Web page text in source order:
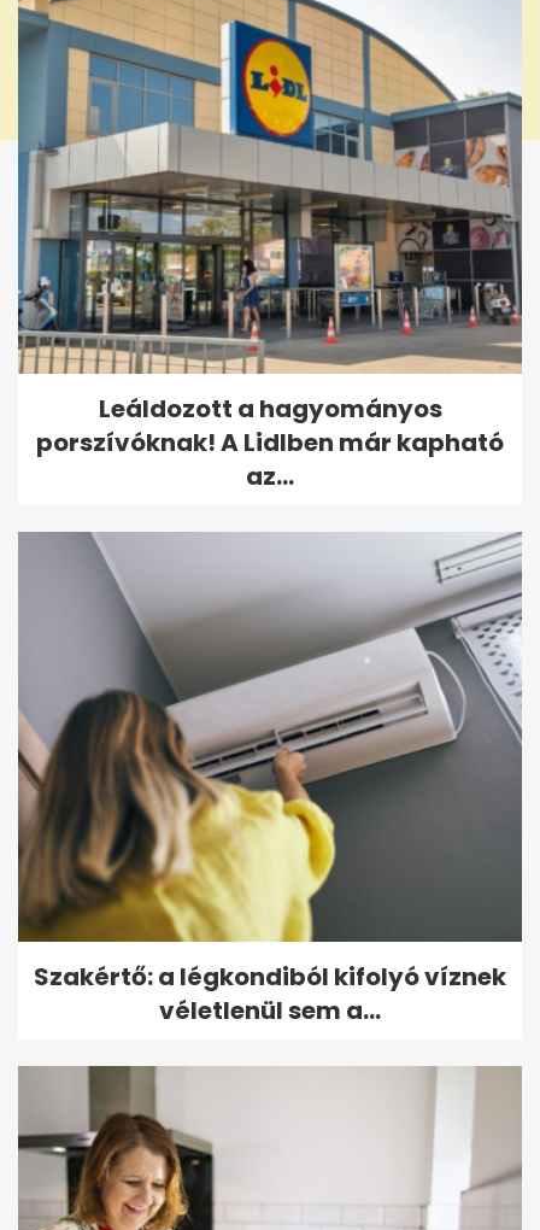
Leáldozott a hagyományos
porszívóknak! A Lidlben már kapható
az...
Szakértő: a légkondiból kifolyó víznek
véletlenül sem a...